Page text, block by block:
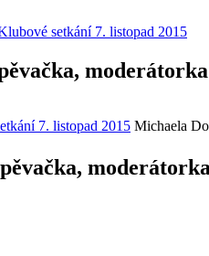
setkání 7. listopad 2015
moderátorka
7. listopad 2015 Michaela
moderátorka